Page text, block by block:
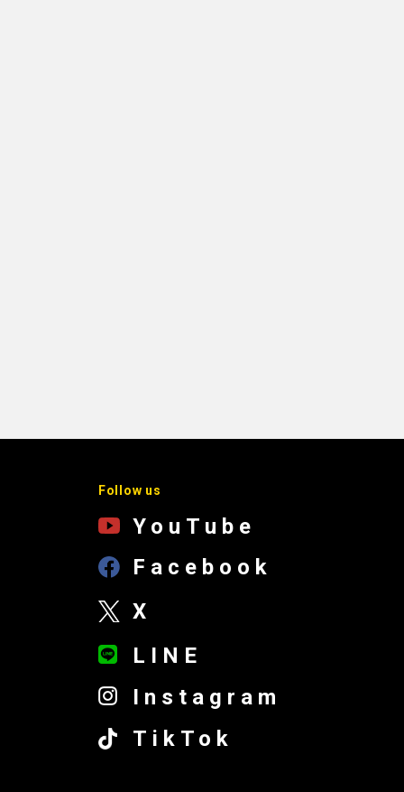
Follow us
YouTube
Facebook
X
LINE
Instagram
TikTok